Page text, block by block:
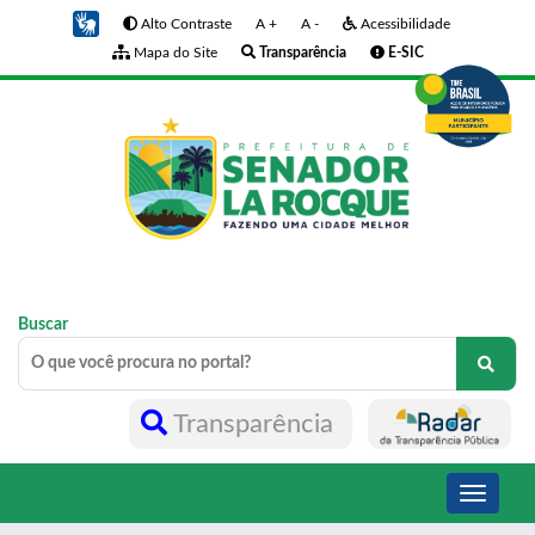
Alto Contraste A + A -
Acessibilidade
Mapa do Site
Transparência E-SIC
Buscar
Transparência
Toggle